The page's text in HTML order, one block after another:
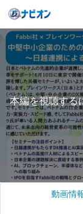
本編を視聴する
動画情